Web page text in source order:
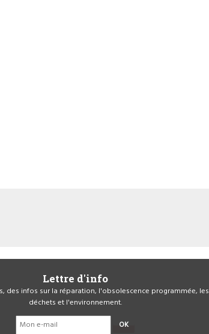
Lettre d'info
des infos sur la réparation, l'obsolescence programmée, les
déchets et l'environnement.
OK